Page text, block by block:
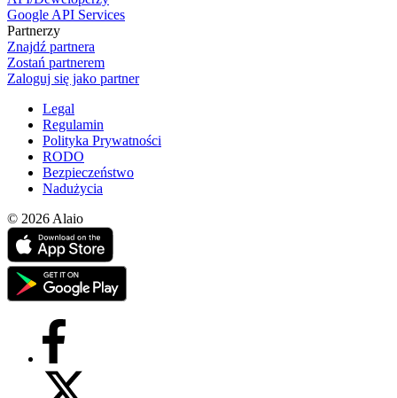
Google API Services
Partnerzy
Znajdź partnera
Zostań partnerem
Zaloguj się jako partner
Legal
Regulamin
Polityka Prywatności
RODO
Bezpieczeństwo
Nadużycia
© 2026 Alaio